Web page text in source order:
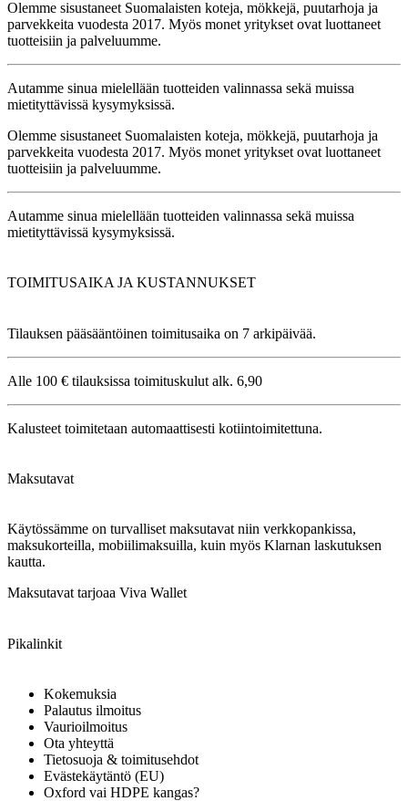
Olemme sisustaneet Suomalaisten koteja, mökkejä, puutarhoja ja
parvekkeita vuodesta 2017. Myös monet yritykset ovat luottaneet
tuotteisiin ja palveluumme.
Autamme sinua mielellään tuotteiden valinnassa sekä muissa
mietityttävissä kysymyksissä.
Olemme sisustaneet Suomalaisten koteja, mökkejä, puutarhoja ja
parvekkeita vuodesta 2017. Myös monet yritykset ovat luottaneet
tuotteisiin ja palveluumme.
Autamme sinua mielellään tuotteiden valinnassa sekä muissa
mietityttävissä kysymyksissä.
TOIMITUSAIKA JA KUSTANNUKSET
Tilauksen pääsääntöinen toimitusaika on 7 arkipäivää.
Alle 100 € tilauksissa toimituskulut alk. 6,90
Kalusteet toimitetaan automaattisesti kotiintoimitettuna.
Maksutavat
Käytössämme on turvalliset maksutavat niin verkkopankissa,
maksukorteilla, mobiilimaksuilla, kuin myös Klarnan laskutuksen
kautta.
Maksutavat tarjoaa Viva Wallet
Pikalinkit
Kokemuksia
Palautus ilmoitus
Vaurioilmoitus
Ota yhteyttä
Tietosuoja & toimitusehdot
Evästekäytäntö (EU)
Oxford vai HDPE kangas?